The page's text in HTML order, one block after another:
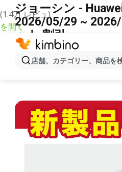
(1.4万 レビュ)
を開く
店舗、カテゴリー、商品を検
ジョーシン -
2026/05/29 ~
ット 割引